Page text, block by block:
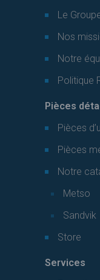
Le
Nos
Notre
Politique
Pièces
Pièces
Pièces
Notre
Metso
Sandvik
Store
Services